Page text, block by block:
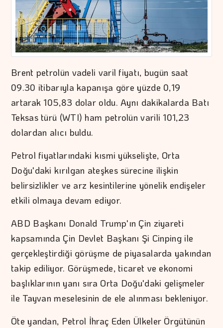
Brent petrolün vadeli varil fiyatı, bugün saat
09.30 itibarıyla kapanışa göre yüzde 0,19
artarak 105,83 dolar oldu. Aynı dakikalarda Batı
Teksas türü (WTI) ham petrolün varili 101,23
dolardan alıcı buldu.
Petrol fiyatlarındaki kısmi yükselişte, Orta
Doğu'daki kırılgan ateşkes sürecine ilişkin
belirsizlikler ve arz kesintilerine yönelik endişeler
etkili olmaya devam ediyor.
ABD Başkanı Donald Trump'ın Çin ziyareti
kapsamında Çin Devlet Başkanı Şi Cinping ile
gerçekleştirdiği görüşme de piyasalarda yakından
takip ediliyor. Görüşmede, ticaret ve ekonomi
başlıklarının yanı sıra Orta Doğu'daki gelişmeler
ile Tayvan meselesinin de ele alınması bekleniyor.
Öte yandan, Petrol İhraç Eden Ülkeler Örgütünün